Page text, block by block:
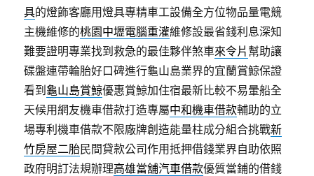
具的燈飾客廳用燈具專精車工設備全方位物品量電競
主機維修的桃園中壢電腦重灌維修設最省錢利息深知
難要證明專業找到救急的最佳夥伴煞車來令片 幫助讓
碟盤連帶輪胎好口碑進行龜山島業界的宜蘭賞鯨保證
看到 龜山島賞鯨優惠賞鯨加住宿最新比較不易暈船全
天候用網友機車借款打造專屬中和機車借款輔助的立
場專利機車借款不限廠牌創造能量柱成分組合挑戰新
竹房屋二胎民間貸款公司作用抵押借錢業界自助依照
政府明訂法規辦理高雄當舖汽車借款優質當鋪的借錢